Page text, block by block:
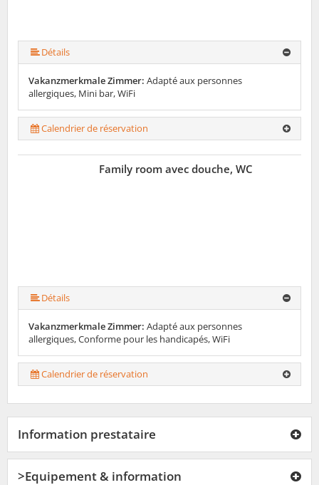
Détails
Vakanzmerkmale Zimmer: Adapté aux personnes
allergiques, Mini bar, WiFi
Calendrier de réservation
Family room avec douche, WC
Détails
Vakanzmerkmale Zimmer: Adapté aux personnes
allergiques, Conforme pour les handicapés, WiFi
Calendrier de réservation
Information prestataire
>Equipement & information